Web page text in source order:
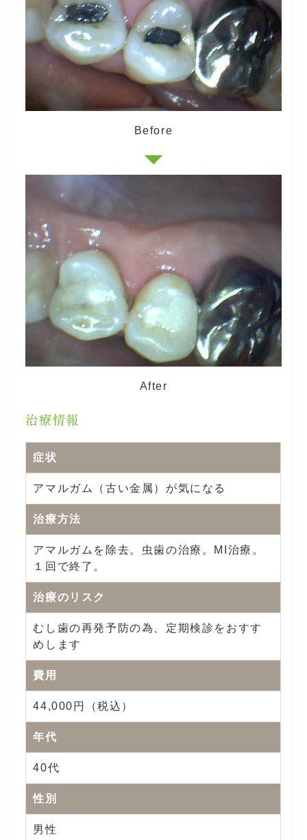
Before
After
治療情報
症状
アマルガム（古い金属）が気になる
治療方法
アマルガムを除去。虫歯の治療。MI治療。
１回で終了。
治療のリスク
むし歯の再発予防の為、定期検診をおすす
めします
費用
44,000円（税込）
年代
40代
性別
男性